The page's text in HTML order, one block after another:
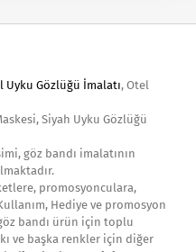
Uyku Gözlüğü İmalatı, Otel
Siyah Uyku Gözlüğü
göz bandı imalatının
promosyonculara,
Hediye ve promosyon
bandı ürün için toplu
ve başka renkler için diğer